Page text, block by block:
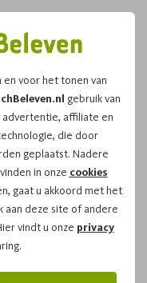
voor het tonen van
gebruik van
advertentie, affiliate en
die door
geplaatst. Nadere
in onze cookies
gaat u akkoord met het
aan deze site of andere
vindt u onze privacy
voor dit
vaartocht op
vragen wij u